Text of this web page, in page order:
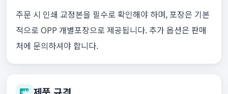
주문 시 인쇄 교정본을 필수로 확인해야 하며, 포장은 기본
적으로 OPP 개별포장으로 제공됩니다. 추가 옵션은 판매
처에 문의하셔야 합니다.